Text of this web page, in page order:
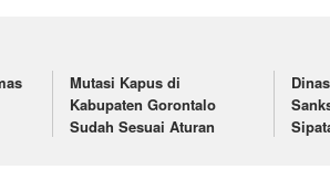
Mutasi Kapus di
Kabupaten Gorontalo
Sudah Sesuai Aturan